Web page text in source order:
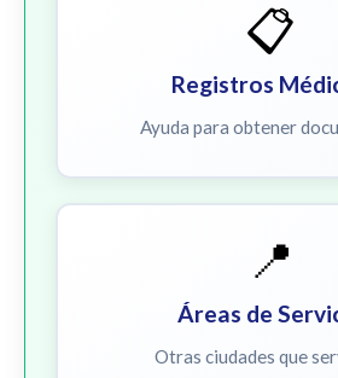
📋
Registros
Ayuda para obtener
📍
Áreas de
Otras ciudades que